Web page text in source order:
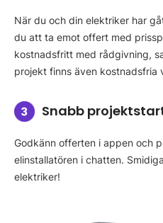
När du och din elektriker har
du att ta emot offert med
kostnadsfritt med rådgivning,
projekt finns även kostnadsfria
Snabb
Godkänn offerten i appen och
elinstallatören i chatten.
elektriker!